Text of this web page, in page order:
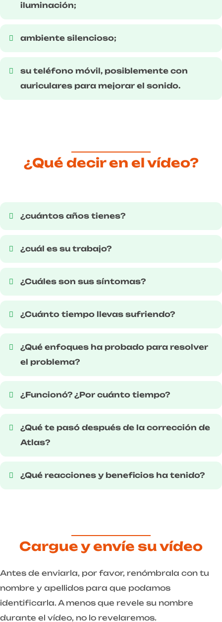
iluminación;
ambiente silencioso;
su teléfono móvil, posiblemente con
auriculares para mejorar el sonido.
¿Qué decir en el vídeo?
¿cuántos años tienes?
¿cuál es su trabajo?
¿Cuáles son sus síntomas?
¿Cuánto tiempo llevas sufriendo?
¿Qué enfoques ha probado para resolver
el problema?
¿Funcionó? ¿Por cuánto tiempo?
¿Qué te pasó después de la corrección de
Atlas?
¿Qué reacciones y beneficios ha tenido?
Cargue y envíe su vídeo
Antes de enviarla, por favor, renómbrala con tu
nombre y apellidos para que podamos
identificarla. A menos que revele su nombre
durante el vídeo, no lo revelaremos.